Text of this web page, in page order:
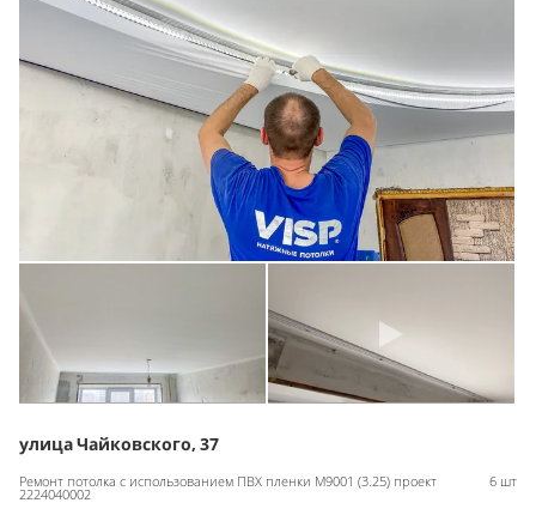
улица Чайковского, 37
Ремонт потолка с использованием ПВХ пленки M9001 (3.25) проект
2224040002
6 шт